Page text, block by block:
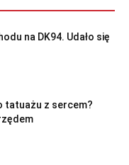
na DK94. Udało się
tatuażu z sercem?